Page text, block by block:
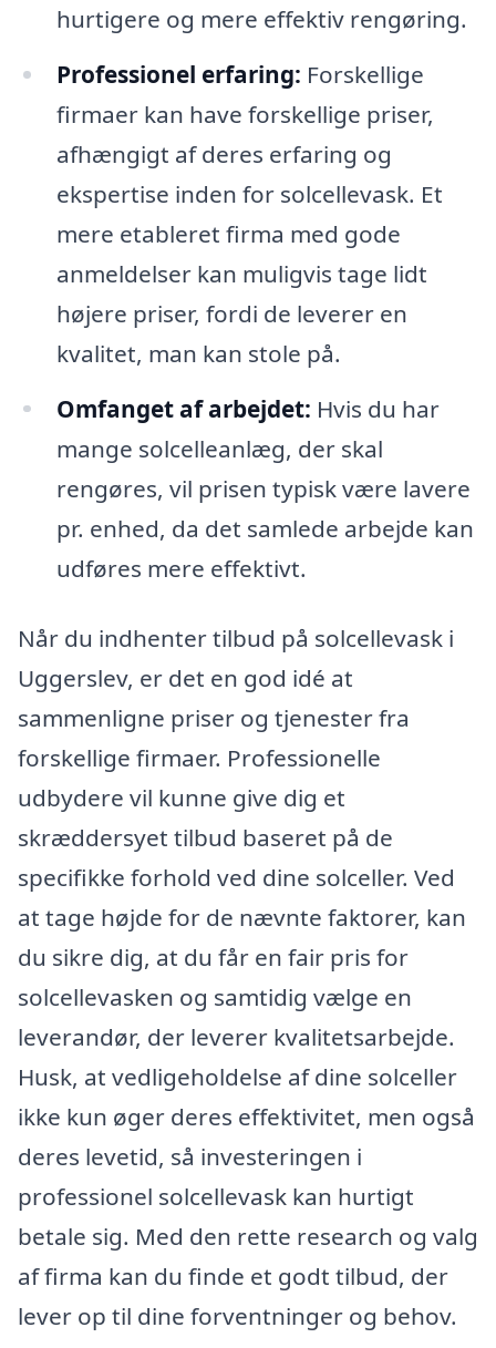
hurtigere og mere effektiv rengøring.
Professionel erfaring: Forskellige
firmaer kan have forskellige priser,
afhængigt af deres erfaring og
ekspertise inden for solcellevask. Et
mere etableret firma med gode
anmeldelser kan muligvis tage lidt
højere priser, fordi de leverer en
kvalitet, man kan stole på.
Omfanget af arbejdet: Hvis du har
mange solcelleanlæg, der skal
rengøres, vil prisen typisk være lavere
pr. enhed, da det samlede arbejde kan
udføres mere effektivt.
Når du indhenter tilbud på solcellevask i
Uggerslev, er det en god idé at
sammenligne priser og tjenester fra
forskellige firmaer. Professionelle
udbydere vil kunne give dig et
skræddersyet tilbud baseret på de
specifikke forhold ved dine solceller. Ved
at tage højde for de nævnte faktorer, kan
du sikre dig, at du får en fair pris for
solcellevasken og samtidig vælge en
leverandør, der leverer kvalitetsarbejde.
Husk, at vedligeholdelse af dine solceller
ikke kun øger deres effektivitet, men også
deres levetid, så investeringen i
professionel solcellevask kan hurtigt
betale sig. Med den rette research og valg
af firma kan du finde et godt tilbud, der
lever op til dine forventninger og behov.